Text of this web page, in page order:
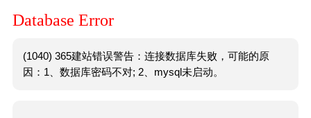
Database Error
(1040) 365建站错误警告：连接数据库失败，可能的原
因：1、数据库密码不对; 2、mysql未启动。